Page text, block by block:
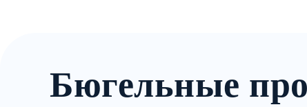
Бюгельные